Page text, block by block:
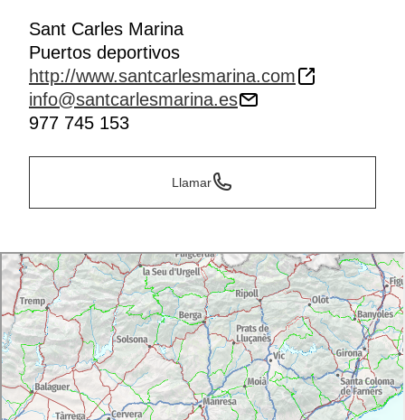
Sant Carles Marina
Puertos deportivos
http://www.santcarlesmarina.com
info@santcarlesmarina.es
977 745 153
Llamar